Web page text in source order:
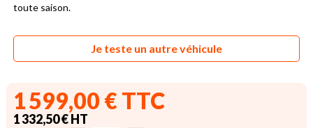
toute saison.
Je teste un autre véhicule
1 599,00 € TTC
1 332,50 € HT